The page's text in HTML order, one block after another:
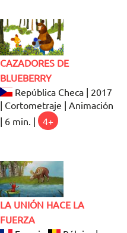
CAZADORES DE
BLUEBERRY
República Checa | 2017
| Cortometraje | Animación
| 6 min. |
4+
LA UNIÓN HACE LA
FUERZA